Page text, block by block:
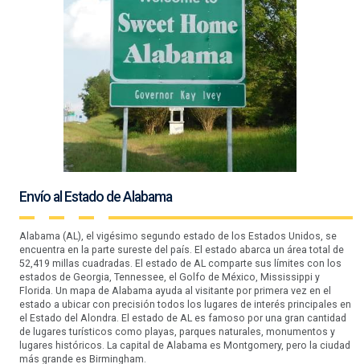
Envío al Estado de Alabama
Alabama (AL), el vigésimo segundo estado de los Estados Unidos, se
encuentra en la parte sureste del país. El estado abarca un área total de
52,419 millas cuadradas. El estado de AL comparte sus límites con los
estados de Georgia, Tennessee, el Golfo de México, Mississippi y
Florida. Un mapa de Alabama ayuda al visitante por primera vez en el
estado a ubicar con precisión todos los lugares de interés principales en
el Estado del Alondra. El estado de AL es famoso por una gran cantidad
de lugares turísticos como playas, parques naturales, monumentos y
lugares históricos. La capital de Alabama es Montgomery, pero la ciudad
más grande es Birmingham.